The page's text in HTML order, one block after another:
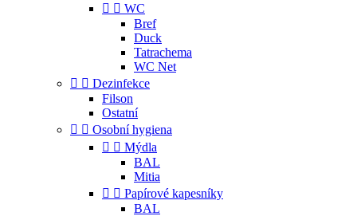
  WC
Bref
Duck
Tatrachema
WC Net
  Dezinfekce
Filson
Ostatní
  Osobní hygiena
  Mýdla
BAL
Mitia
  Papírové kapesníky
BAL